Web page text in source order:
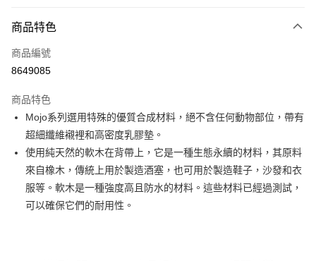
3 期 0 利率 每期
合作金庫商業銀行
上海商業儲蓄銀行
臺灣中小企業銀行
匯豐（台灣）商業銀行
華泰商業銀行
聯邦商業銀行
元大商業銀行
永豐商業銀行
玉山商業銀行
星展（台灣）商業銀行
台灣樂天信用卡公司
合作金庫商業銀行
上海商業儲蓄銀行
國泰世華商業銀行
兆豐國際商業銀行
匯豐（台灣）商業銀行
聯邦商業銀行
遠東國際商業銀行
元大商業銀行
永豐商業銀行
玉山商業銀行
星展（台灣）商業銀行
台新國際商業銀行
12 期 0 利率 每期
華南商業銀行
上海商業儲蓄銀行
台北富邦商業銀行
國泰世華商業銀行
臺灣中小企業銀行
台中商業銀行
聯邦商業銀行
遠東國際商業銀行
元大商業銀行
永豐商業銀行
玉山商業銀行
LINE Pay
街口支付
悠遊付
商品特色
商品編號
8649085
商品特色
Mojo系列選用特殊的優質合成材料，絕不含任何動物部位，帶有
超細纖維襯裡和高密度乳膠墊。
使用純天然的軟木在背帶上，它是一種生態永續的材料，其原料
來自橡木，傳統上用於製造酒塞，也可用於製造鞋子，沙發和衣
服等。軟木是一種強度高且防水的材料。這些材料已經過測試，
可以確保它們的耐用性。